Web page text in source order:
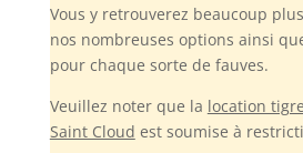
Vous y retrouverez beaucoup
nos nombreuses options ainsi
pour chaque sorte de fauves.
Veuillez noterque la location
Saint Cloud est soumise à